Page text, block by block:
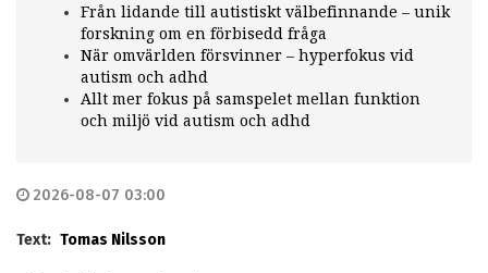
Från lidande till autistiskt välbefinnande – unik
forskning om en förbisedd fråga
När omvärlden försvinner – hyperfokus vid
autism och adhd
Allt mer fokus på samspelet mellan funktion
och miljö vid autism och adhd
2026-08-07 03:00
Text: Tomas Nilsson